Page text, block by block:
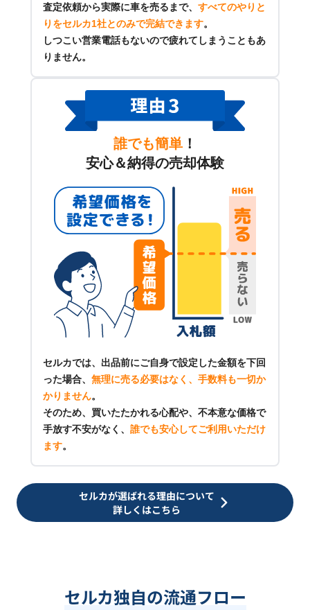
査定依頼から実際に車を売るまで、 すべてのやりと
りをセルカ1社とのみで完結できます。
しつこい営業電話もないので疲れてしまうこともあ
りません。
誰でも簡単 ！
安心＆納得の売却体験
セルカでは、出品前にご自身で設定した金額を下回
った場合、 無理に売る必要はなく、手数料も一切か
かりません。
そのため、買いたたかれる心配や、不本意な価格で
手放す不安がなく、 誰でも安心してご利用いただけ
ます。
セルカが選ばれる理由について
詳しくはこちら
セルカ独自の流通フロー